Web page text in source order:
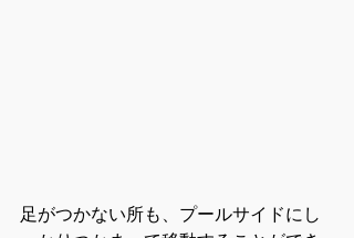
足がつかない所も、プールサイドにし